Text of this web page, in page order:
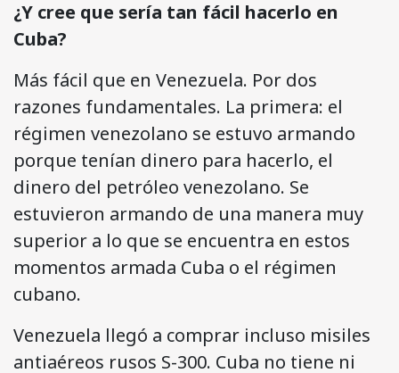
¿Y cree que sería tan fácil hacerlo en
Cuba?
Más fácil que en Venezuela. Por dos
razones fundamentales. La primera: el
régimen venezolano se estuvo armando
porque tenían dinero para hacerlo, el
dinero del petróleo venezolano. Se
estuvieron armando de una manera muy
superior a lo que se encuentra en estos
momentos armada Cuba o el régimen
cubano.
Venezuela llegó a comprar incluso misiles
antiaéreos rusos S-300. Cuba no tiene ni